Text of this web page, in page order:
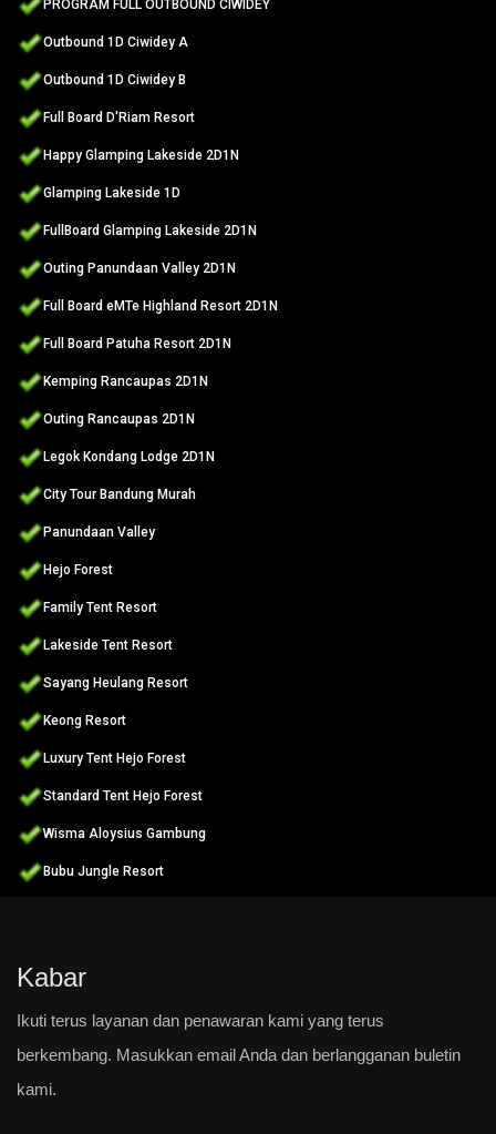
PROGRAM FULL OUTBOUND CIWIDEY
Outbound 1D Ciwidey A
Outbound 1D Ciwidey B
Full Board D'Riam Resort
Happy Glamping Lakeside 2D1N
Glamping Lakeside 1D
FullBoard Glamping Lakeside 2D1N
Outing Panundaan Valley 2D1N
Full Board eMTe Highland Resort 2D1N
Full Board Patuha Resort 2D1N
Kemping Rancaupas 2D1N
Outing Rancaupas 2D1N
Legok Kondang Lodge 2D1N
City Tour Bandung Murah
Panundaan Valley
Hejo Forest
Family Tent Resort
Lakeside Tent Resort
Sayang Heulang Resort
Keong Resort
Luxury Tent Hejo Forest
Standard Tent Hejo Forest
Wisma Aloysius Gambung
Bubu Jungle Resort
Kabar
Ikuti terus layanan dan penawaran kami yang terus
berkembang. Masukkan email Anda dan berlangganan buletin
kami.